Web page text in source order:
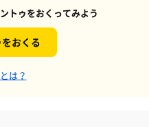
トゥをおくってみよう
をおくる
は？